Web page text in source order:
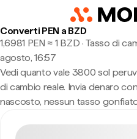
Converti PEN a BZD
1,6981 PEN ≈ 1 BZD · Tasso di
agosto, 16:57
Vedi quanto vale 3800 sol
di cambio reale. Invia denaro
nascosto, nessun tasso